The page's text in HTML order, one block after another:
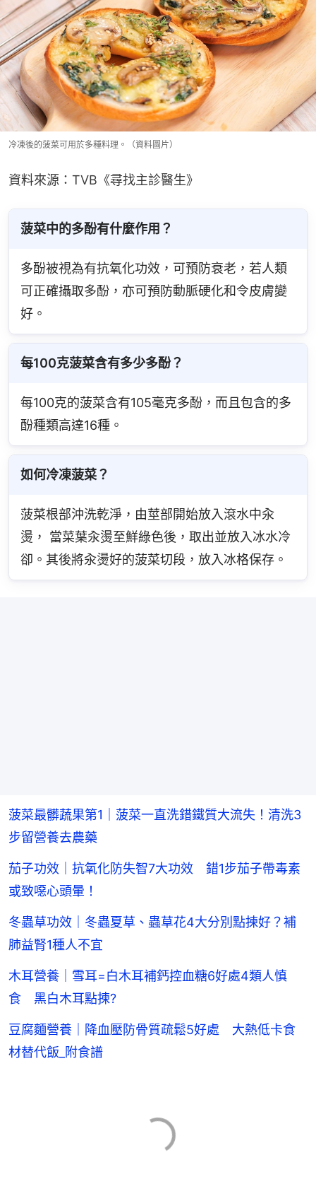
冷凍後的菠菜可用於多種料理。（資料圖片）
資料來源：TVB《尋找主診醫生》
菠菜中的多酚有什麼作用？
多酚被視為有抗氧化功效，可預防衰老，若人類
可正確攝取多酚，亦可預防動脈硬化和令皮膚變
好。
每100克菠菜含有多少多酚？
每100克的菠菜含有105毫克多酚，而且包含的多
酚種類高達16種。
如何冷凍菠菜？
菠菜根部沖洗乾淨，由莖部開始放入滾水中汆
燙， 當菜葉汆燙至鮮綠色後，取出並放入冰水冷
卻。其後將汆燙好的菠菜切段，放入冰格保存。
菠菜最髒蔬果第1｜菠菜一直洗錯鐵質大流失！清洗3
步留營養去農藥
茄子功效｜抗氧化防失智7大功效 錯1步茄子帶毒素
或致噁心頭暈！
冬蟲草功效｜冬蟲夏草、蟲草花4大分別點揀好？補
肺益腎1種人不宜
木耳營養｜雪耳=白木耳補鈣控血糖6好處4類人慎
食 黑白木耳點揀?
豆腐麵營養｜降血壓防骨質疏鬆5好處 大熱低卡食
材替代飯_附食譜